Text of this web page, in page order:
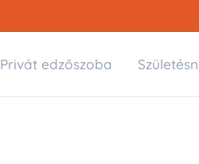
Privát edzőszoba